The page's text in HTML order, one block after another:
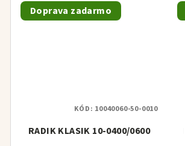
Doprava zadarmo
RADIK KLASIK 10-0400/0600
KÓD: 10040060-50-0010